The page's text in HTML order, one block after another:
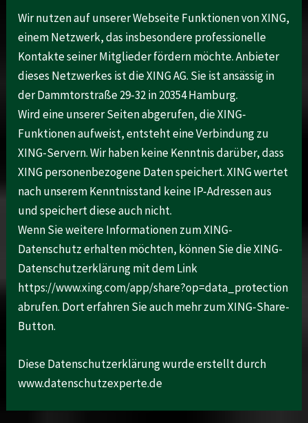
Wir nutzen auf unserer Webseite Funktionen von XING,
einem Netzwerk, das insbesondere professionelle
Kontakte seiner Mitglieder fördern möchte. Anbieter
dieses Netzwerkes ist die XING AG. Sie ist ansässig in
der Dammtorstraße 29-32 in 20354 Hamburg.
Wird eine unserer Seiten abgerufen, die XING-
Funktionen aufweist, entsteht eine Verbindung zu
XING-Servern. Wir haben keine Kenntnis darüber, dass
XING personenbezogene Daten speichert. XING wertet
nach unserem Kenntnisstand keine IP-Adressen aus
und speichert diese auch nicht.
Wenn Sie weitere Informationen zum XING-
Datenschutz erhalten möchten, können Sie die XING-
Datenschutzerklärung mit dem Link
https://www.xing.com/app/share?op=data_protection
abrufen. Dort erfahren Sie auch mehr zum XING-Share-
Button.
Diese Datenschutzerklärung wurde erstellt durch
www.datenschutzexperte.de